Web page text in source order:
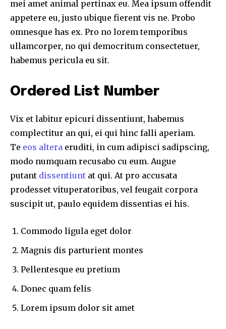
mei amet animal pertinax eu. Mea ipsum offendit
appetere eu, justo ubique fierent vis ne. Probo
omnesque has ex. Pro no lorem temporibus
ullamcorper, no qui democritum consectetuer,
habemus pericula eu sit.
Ordered List Number
Vix et labitur epicuri dissentiunt, habemus
complectitur an qui, ei qui hinc falli aperiam.
Te eos altera eruditi, in cum adipisci sadipscing,
modo numquam recusabo cu eum. Augue
putant dissentiunt at qui. At pro accusata
prodesset vituperatoribus, vel feugait corpora
suscipit ut, paulo equidem dissentias ei his.
Commodo ligula eget dolor
Magnis dis parturient montes
Pellentesque eu pretium
Donec quam felis
Lorem ipsum dolor sit amet